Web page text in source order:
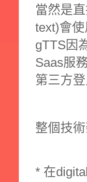
當然是
text)會
gTTS因
Saas服
第三方
整個技
* 在